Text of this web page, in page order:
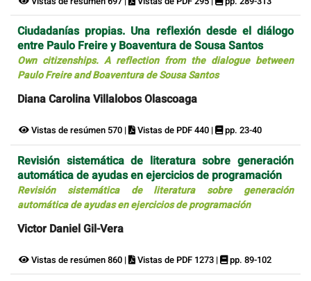
Ciudadanías propias. Una reflexión desde el diálogo
entre Paulo Freire y Boaventura de Sousa Santos
Own citizenships. A reflection from the dialogue between
Paulo Freire and Boaventura de Sousa Santos
Diana Carolina Villalobos Olascoaga
Vistas de resúmen 570 | Vistas de PDF 440 | pp. 23-40
Revisión sistemática de literatura sobre generación
automática de ayudas en ejercicios de programación
Revisión sistemática de literatura sobre generación
automática de ayudas en ejercicios de programación
Victor Daniel Gil-Vera
Vistas de resúmen 860 | Vistas de PDF 1273 | pp. 89-102